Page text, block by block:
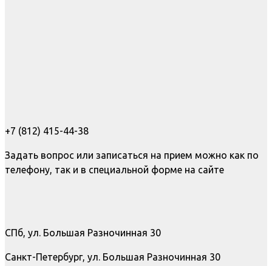
+7 (812) 415-44-38
Задать вопрос или записаться на прием можно как по
телефону, так и в специальной форме на сайте
СПб, ул. Большая Разночинная 30
Санкт-Петербург, ул. Большая Разночинная 30